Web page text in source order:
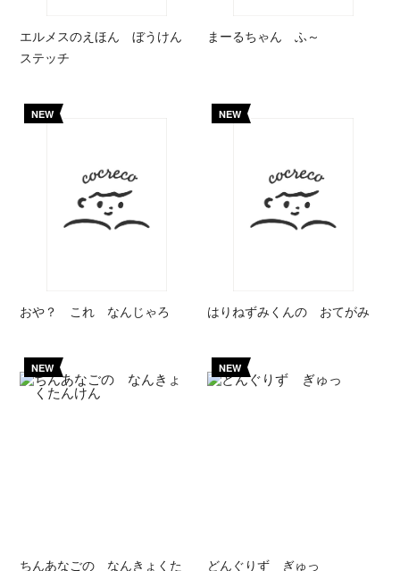
エルメスのえほん ぼうけん
ステッチ
まーるちゃん ふ～
NEW
おや？ これ なんじゃろ
NEW
はりねずみくんの おてがみ
NEW
ちんあなごの なんきょくた
NEW
どんぐりず ぎゅっ